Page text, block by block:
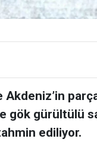
gök gürültülü
ediliyor.